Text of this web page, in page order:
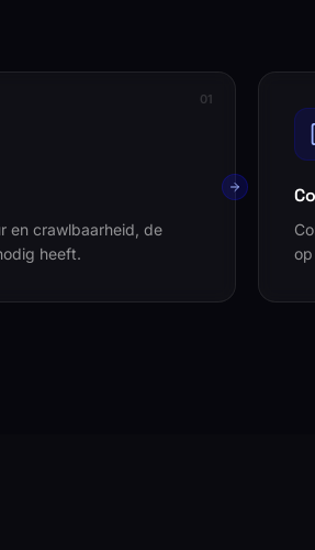
01
en crawlbaarheid, de
heeft.